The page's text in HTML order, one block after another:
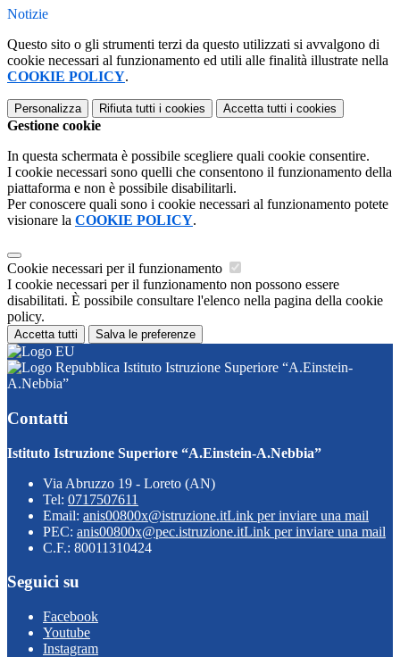
Notizie
Questo sito o gli strumenti terzi da questo utilizzati si avvalgono di
cookie necessari al funzionamento ed utili alle finalità illustrate nella
COOKIE POLICY.
Personalizza Rifiuta tutti i cookies Accetta tutti i cookies
Gestione cookie
In questa schermata è possibile scegliere quali cookie consentire.
I cookie necessari sono quelli che consentono il funzionamento della
piattaforma e non è possibile disabilitarli.
Per conoscere quali sono i cookie necessari al funzionamento potete
visionare la COOKIE POLICY.
Cookie necessari per il funzionamento
I cookie necessari per il funzionamento non possono essere
disabilitati. È possibile consultare l'elenco nella pagina della cookie
policy.
Accetta tutti Salva le preferenze
Istituto Istruzione Superiore “A.Einstein-
A.Nebbia”
Contatti
Istituto Istruzione Superiore “A.Einstein-A.Nebbia”
Via Abruzzo 19 - Loreto (AN)
Tel: 0717507611
Email: anis00800x@istruzione.itLink per inviare una mail
PEC: anis00800x@pec.istruzione.itLink per inviare una mail
C.F.: 80011310424
Seguici su
Facebook
Youtube
Instagram